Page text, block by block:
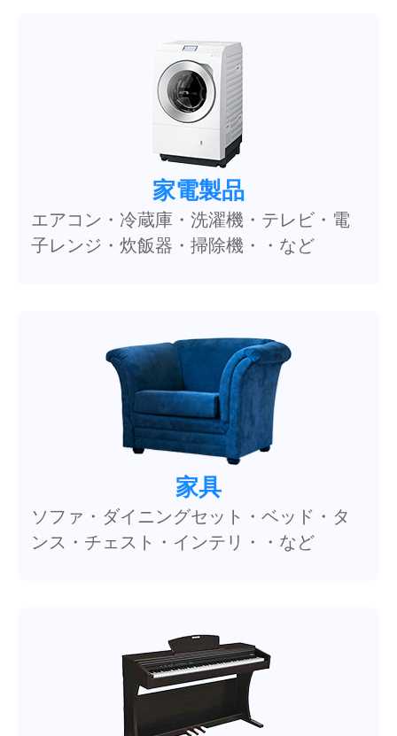
家電製品
エアコン・冷蔵庫・洗濯機・テレビ・電
子レンジ・炊飯器・掃除機・・など
家具
ソファ・ダイニングセット・ベッド・タ
ンス・チェスト・インテリ・・など